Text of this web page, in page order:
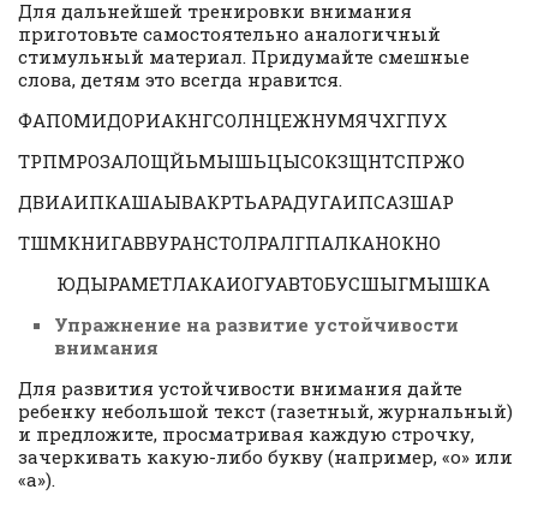
Для дальнейшей тренировки внимания
приготовьте самостоятельно аналогичный
стимульный материал. Придумайте смешные
слова, детям это всегда нравится.
ФАПОМИДОРИАКНГСОЛНЦЕЖНУМЯЧХГПУХ
ТРПМРОЗАЛОЩЙЬМЫШЬЦЫСОКЗЩНТСПРЖО
ДВИАИПКАШАЫВАКРТЬАРАДУГАИПСАЗШАР
ТШМКНИГАВВУРАНСТОЛРАЛГПАЛКАНОКНО
ЮДЫРАМЕТЛАКАИОГУАВТОБУСШЫГМЫШКА
Упражнение на развитие устойчивости
внимания
Для развития устойчивости внимания дайте
ребенку небольшой текст (газетный, журнальный)
и предложите, просматривая каждую строчку,
зачеркивать какую-либо букву (например, «о» или
«а»).